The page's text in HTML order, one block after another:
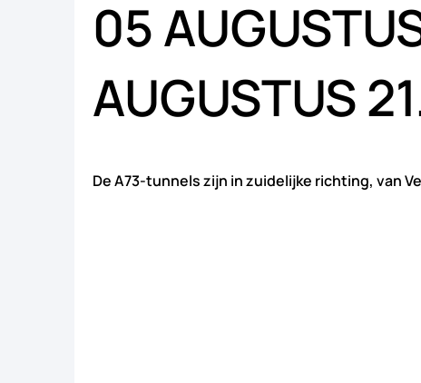
05
AUGUSTUS
De A73-tunnels zijn in zuidelijke richting, van